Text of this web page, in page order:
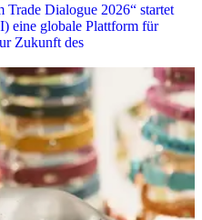
Dialogue 2026“ startet
eine globale Plattform für
Zukunft des